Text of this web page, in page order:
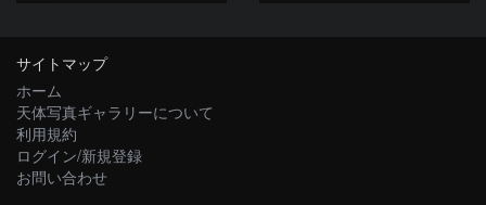
サイトマップ
ホーム
天体写真ギャラリーについて
利用規約
ログイン/新規登録
お問い合わせ